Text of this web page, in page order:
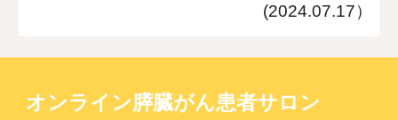
(2024.07.17）
オンライン膵臓がん患者サロン